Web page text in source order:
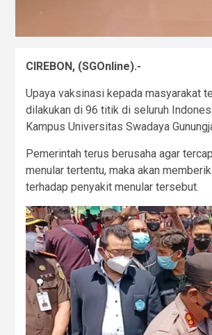
CIREBON, (SGOnline).-
Upaya vaksinasi kepada masyarakat
dilakukan di 96 titik di seluruh
Kampus Universitas Swadaya
Pemerintah terus berusaha agar
menular tertentu, maka akan
terhadap penyakit menular tersebut.